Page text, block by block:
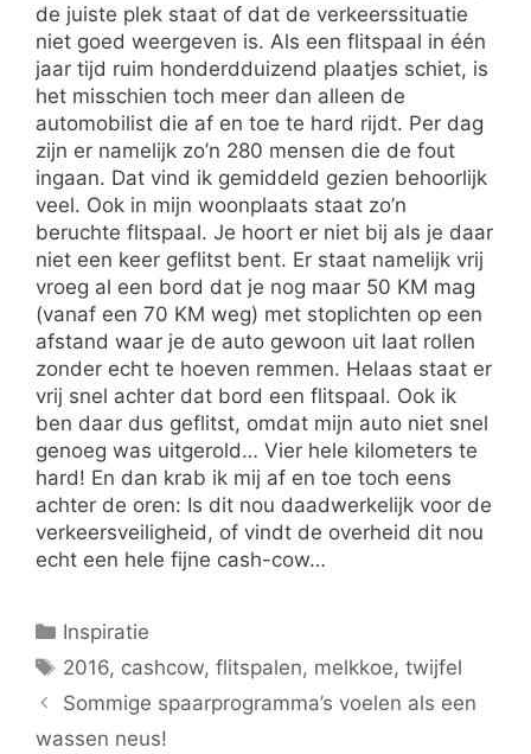
de juiste plek staat of dat de verkeerssituatie
niet goed weergeven is. Als een flitspaal in één
jaar tijd ruim honderdduizend plaatjes schiet, is
het misschien toch meer dan alleen de
automobilist die af en toe te hard rijdt. Per dag
zijn er namelijk zo’n 280 mensen die de fout
ingaan. Dat vind ik gemiddeld gezien behoorlijk
veel. Ook in mijn woonplaats staat zo’n
beruchte flitspaal. Je hoort er niet bij als je daar
niet een keer geflitst bent. Er staat namelijk vrij
vroeg al een bord dat je nog maar 50 KM mag
(vanaf een 70 KM weg) met stoplichten op een
afstand waar je de auto gewoon uit laat rollen
zonder echt te hoeven remmen. Helaas staat er
vrij snel achter dat bord een flitspaal. Ook ik
ben daar dus geflitst, omdat mijn auto niet snel
genoeg was uitgerold… Vier hele kilometers te
hard! En dan krab ik mij af en toe toch eens
achter de oren: Is dit nou daadwerkelijk voor de
verkeersveiligheid, of vindt de overheid dit nou
echt een hele fijne cash-cow…
Categorieën
Inspiratie
Tags
2016, cashcow,flitspalen, melkkoe,twijfel
Sommige spaarprogramma’s voelen als een
wassen neus!